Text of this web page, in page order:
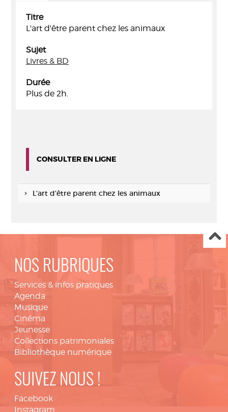
Titre
L'art d'être parent chez les animaux
Sujet
Livres & BD
Durée
Plus de 2h.
CONSULTER EN LIGNE
L'art d'être parent chez les animaux
NOS RUBRIQUES
Services & infos pratiques
Agenda
Musique
Cinéma
Jeunesse
Collections patrimoniales
Bibliothèque numérique
SUIVEZ NOUS !
Facebook
Instagram